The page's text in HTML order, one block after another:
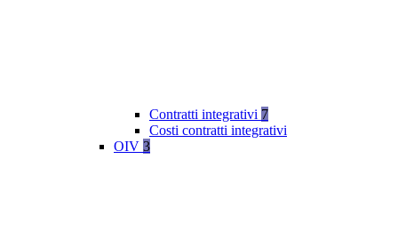
Contratti integrativi 7
Costi contratti integrativi
OIV 3